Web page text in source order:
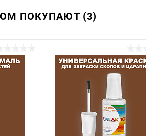
ПОКУПАЮТ (3)